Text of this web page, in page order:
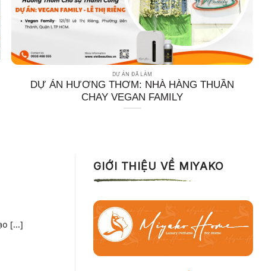
DỰ ÁN ĐÃ LÀM
DỰ ÁN HƯƠNG THƠM: NHÀ HÀNG THUẦN
CHAY VEGAN FAMILY
[...]
GIỚI THIỆU VỀ MIYAKO